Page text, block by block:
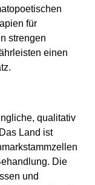
für
strengen
einen
qualitativ
Land ist
Die
und